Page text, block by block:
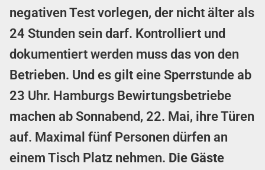
negativen Test vorlegen, der nicht älter als
24 Stunden sein darf. Kontrolliert und
dokumentiert werden muss das von den
Betrieben. Und es gilt eine Sperrstunde ab
23 Uhr. Hamburgs Bewirtungsbetriebe
machen ab Sonnabend, 22. Mai, ihre Türen
auf. Maximal fünf Personen dürfen an
einem Tisch Platz nehmen. Die Gäste